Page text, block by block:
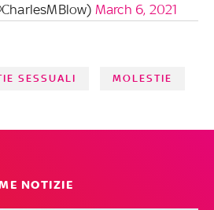
March 6, 2021
SESSUALI MOLESTIE
NOTIZIE